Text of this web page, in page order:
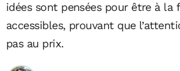
idées sont pensées pour être à la
accessibles, prouvant que
pas au prix.